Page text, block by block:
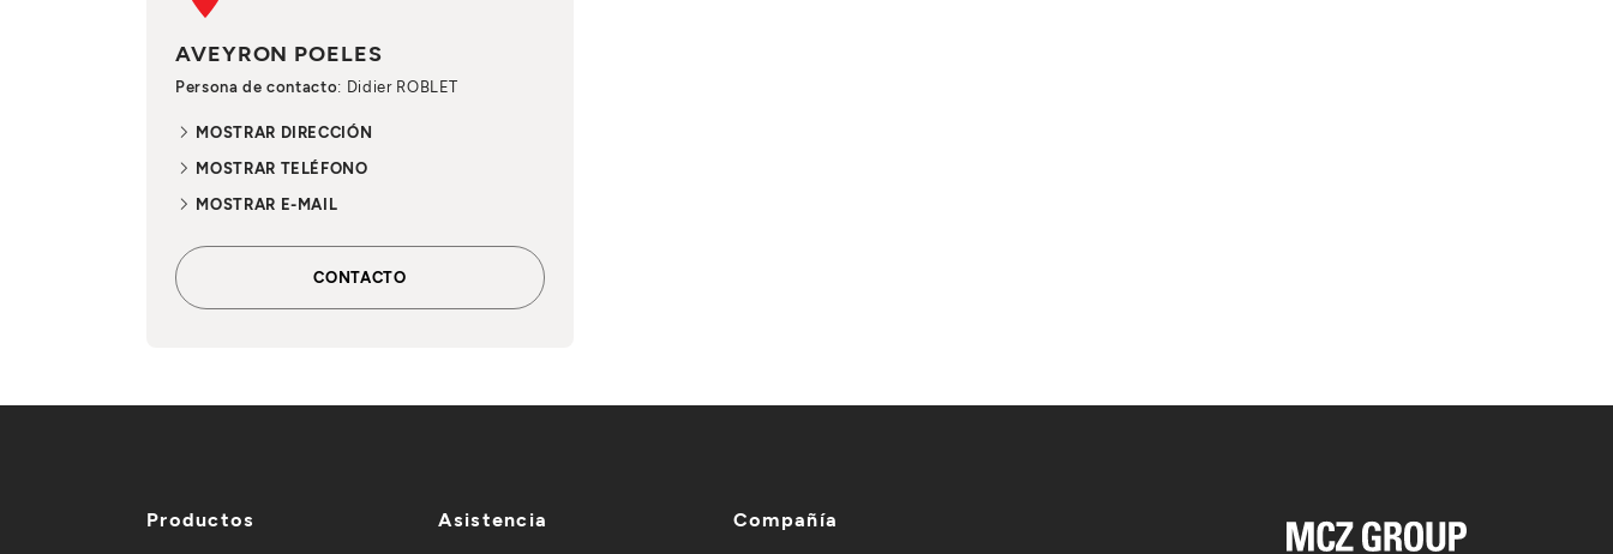
AVEYRON POELES
Persona de contacto: Didier ROBLET
MOSTRAR DIRECCIÓN
MOSTRAR TELÉFONO
MOSTRAR E-MAIL
CONTACTO
Productos Asistencia Compañía